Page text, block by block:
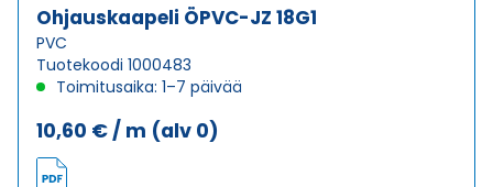
Ohjauskaapeli ÖPVC-JZ 18G1
PVC
Tuotekoodi 1000483
Toimitusaika: 1–7 päivää
10,60 € / m (alv 0)